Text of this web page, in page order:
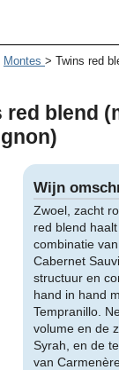
Montes > Twins red
red blend
Wijn
Zwoel, zacht
red blend
combinatie
Cabernet
structuur en
hand in hand
Tempranillo.
volume en de
Syrah, en de
van